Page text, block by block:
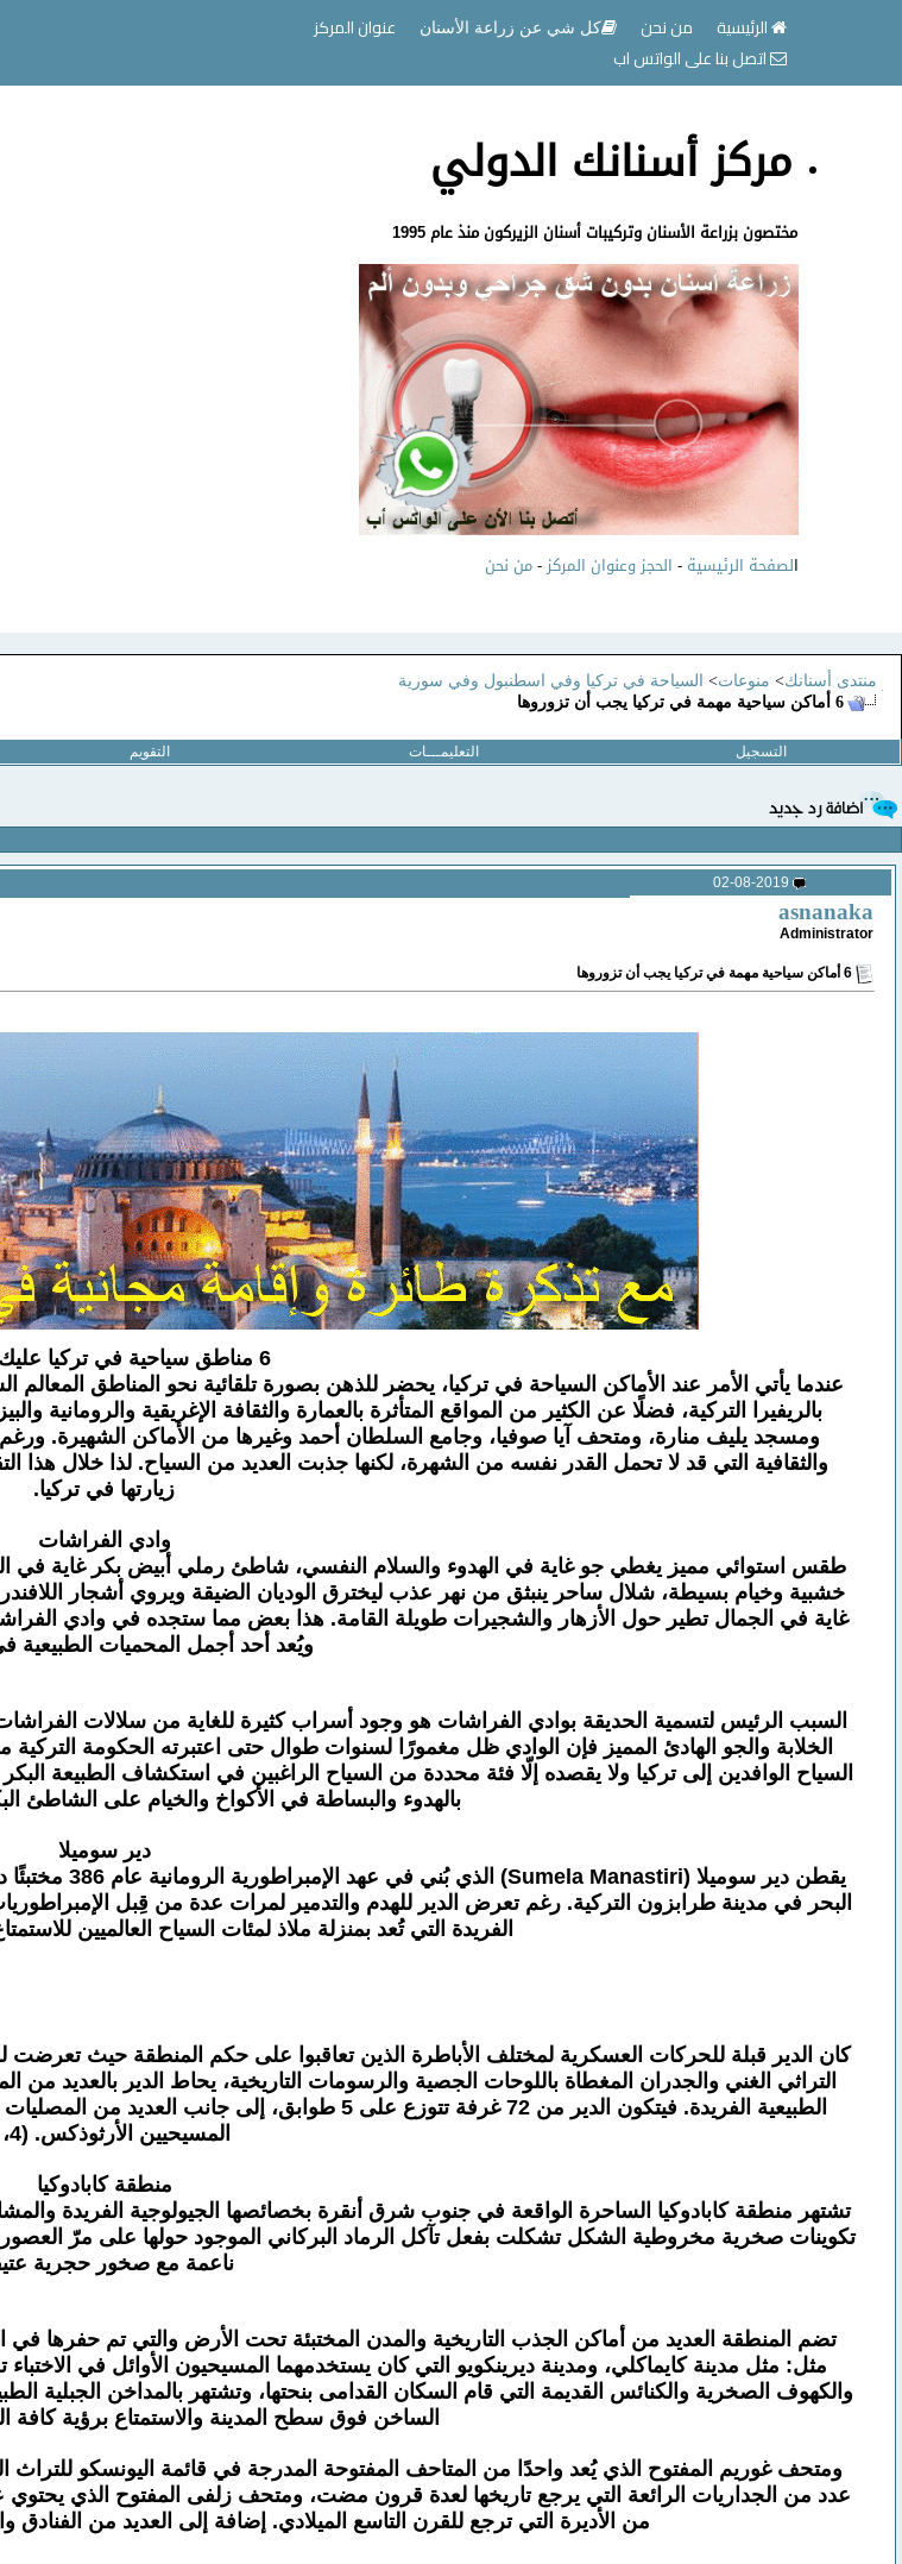
الرئيسية من نحن كل شي عن زراعة الأسنان
عنوان المركز
اتصل بنا على الواتس اب
مركز أسنانك الدولي
مختصون بزراعة الأسنان وتركيبات أسنان الزيركون منذ عام 1995
الصفحة الرئيسية - الحجز وعنوان المركز-من نحن
منتدى أسنانك> منوعات> السياحة في تركيا وفي اسطنبول وفي سورية
6 أماكن سياحية مهمة في تركيا يجب أن تزوروها
التسجيل التعليمـــات التقويم
02-08-2019
asnanaka
Administrator
6 مناطق سياحية في تركيا عليك زيارتها
عندما يأتي الأمر عند الأماكن السياحة في تركيا، يحضر للذهن بصورة تلقائية نحو المناطق المعالم
بالريفيرا التركية، فضلًا عن الكثير من المواقع المتأثرة بالعمارة والثقافة الإغريقية
ومسجد يليف منارة، ومتحف آيا صوفيا، وجامع السلطان أحمد وغيرها من الأماكن الشهيرة. ورغم
والثقافية التي قد لا تحمل القدر نفسه من الشهرة، لكنها جذبت العديد من السياح. لذا خلال
زيارتها في تركيا.
وادي الفراشات
خشبية وخيام بسيطة، شلال ساحر ينبثق من نهر عذب ليخترق الوديان الضيقة ويروي أشجار اللافندر
غاية في الجمال تطير حول الأزهار والشجيرات طويلة القامة. هذا بعض مما ستجده في وادي
ويُعد أحد أجمل المحميات الطبيعية في
السبب الرئيس لتسمية الحديقة بوادي الفراشات هو وجود أسراب كثيرة للغاية من سلالات
السياح الوافدين إلى تركيا ولا يقصده إلّا فئة محددة من السياح الراغبين في استكشاف الطبيعة
بالهدوء والبساطة في الأكواخ والخيام على الشاطئ
دير سوميلا
البحر في مدينة طرابزون التركية. رغم تعرض الدير للهدم والتدمير لمرات عدة من قِبل
الفريدة التي تُعد بمنزلة ملاذ لمئات السياح العالميين
كان الدير قبلة للحركات العسكرية لمختلف الأباطرة الذين تعاقبوا على حكم المنطقة حيث
التراثي الغني والجدران المغطاة باللوحات الجصية والرسومات التاريخية، يحاط الدير بالعديد من
الطبيعية الفريدة. فيتكون الدير من 72 غرفة تتوزع على
المسيحيين الأرثوذكس. (4، 5)
منطقة كابادوكيا
تشتهر منطقة كابادوكيا الساحرة الواقعة في جنوب شرق أنقرة بخصائصها الجيولوجية الفريدة
تكوينات صخرية مخروطية الشكل تشكلت بفعل تآكل الرماد البركاني الموجود حولها على مرّ
ناعمة مع صخور حجرية
تضم المنطقة العديد من أماكن الجذب التاريخية والمدن المختبئة تحت الأرض والتي تم حفرها
مثل: مثل مدينة كايماكلي، ومدينة ديرينكويو التي كان يستخدمهما المسيحيون الأوائل في
والكهوف الصخرية والكنائس القديمة التي قام السكان القدامى بنحتها، وتشتهر بالمداخن الجبلية
الساخن فوق سطح المدينة والاستمتاع برؤية كافة
ومتحف غوريم المفتوح الذي يُعد واحدًا من المتاحف المفتوحة المدرجة في قائمة اليونسكو
عدد من الجداريات الرائعة التي يرجع تاريخها لعدة قرون مضت، ومتحف زلفى المفتوح الذي
من الأديرة التي ترجع للقرن التاسع الميلادي. إضافة إلى العديد من